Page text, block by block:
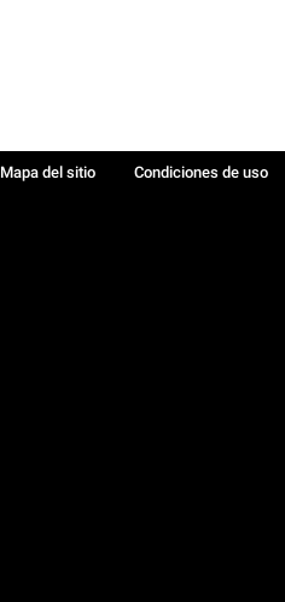
Mapa del sitio Condiciones de uso